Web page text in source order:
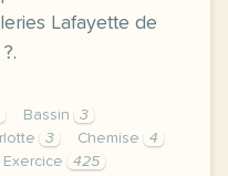
Lafayette de
Bassin
3
3 Chemise
4
Exercice
425